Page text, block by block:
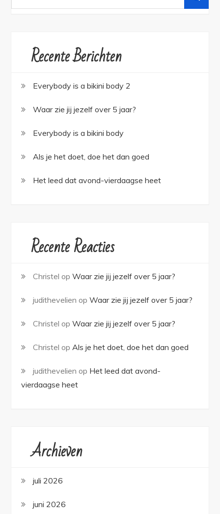
Recente Berichten
Everybody is a bikini body 2
Waar zie jij jezelf over 5 jaar?
Everybody is a bikini body
Als je het doet, doe het dan goed
Het leed dat avond-vierdaagse heet
Recente Reacties
Christel opWaar zie jij jezelf over 5 jaar?
judithevelien opWaar zie jij jezelf over 5 jaar?
Christel opWaar zie jij jezelf over 5 jaar?
Christel op Als je het doet, doe het dan goed
judithevelien op Het leed dat avond-
vierdaagse heet
Archieven
juli 2026
juni 2026